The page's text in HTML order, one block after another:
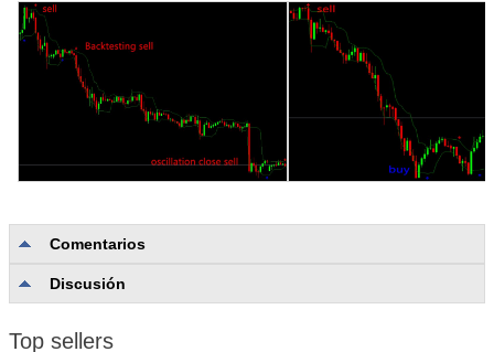
Comentarios
Discusión
Top sellers